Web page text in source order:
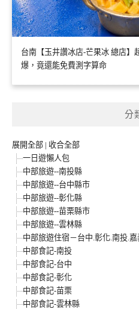
台南【玉井讚冰店-芒果冰 總店】
爆，竟還能免費測字算命
分
展開全部 | 收合全部
一日遊懶人包
中部旅遊--南投縣
中部旅遊--台中縣市
中部旅遊--彰化縣
中部旅遊--苗栗縣市
中部旅遊--雲林縣
中部旅遊住宿－台中.彰化.南投.嘉
中部食記-南投
中部食記-台中
中部食記-彰化
中部食記-苗栗
中部食記-雲林縣